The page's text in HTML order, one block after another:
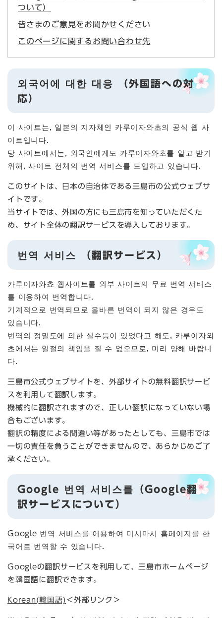
ついて）
皆さまのご意見をお聞かせください
このページに関するお問い合わせ先
외국어에 대한 대응 （外国語への対
応）
이 사이트는, 일본의 지자체인 카루이자와초의 공식 웹 사
이트입니다.
당 사이트에서는, 외국인에게도 카루이자와초를 알고 받기
위해, 사이트 전체의 번역 서비스를 도입하고 있습니다.
このサイトは、日本の自治体である三島市の公式ウェブサ
イトです。
当サイトでは、外国の方にも三島市を知っていただくた
め、サイト全体の翻訳サービスを導入しております。
번역 서비스 （翻訳サービス）
카루이자와쵸 웹사이트를 외부 사이트의 무료 번역 서비스
를 이용하여 번역합니다.
기계적으로 번역되므로 올바른 번역이 되지 않은 경우도
있습니다.
번역의 정밀도에 의한 실수등이 있었다고 해도, 카루이자와
초에서는 일절의 책임을 질 수 없으므로, 미리 양해 바랍니
다.
三島市公式ウェブサイトを、外部サイトの無料翻訳サービ
スを利用して翻訳します。
機械的に翻訳されますので、正しい翻訳になっていない場
合もございます。
翻訳の精度による間違い等があったとしても、三島市では
一切の責任を負うことができませんので、あらかじめご了
承ください。
Google 번역 서비스를（Google翻
訳サービスについて）
Google 번역 서비스를 이용하여 미시마시 홈페이지를 한
국어로 번역할 수 있습니다.
Googleの翻訳サービスを利用して、三島市ホームページ
を韓国語に翻訳できます。
Korean(韓国語) ＜外部リンク＞